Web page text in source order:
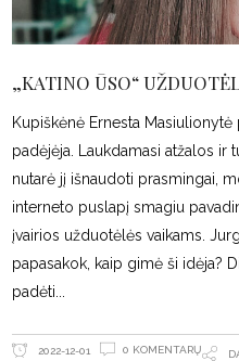
„KATINO ŪSO“
Kupiškėnė Ernesta
padėjėja. Laukdamasi atžalos ir
nutarė jį išnaudoti prasmingai,
interneto puslapį smagiu
įvairios užduotėlės vaikams.
papasakok, kaip gimė ši idėja?
padėti
2022-12-01 0 KOMENTARŲ